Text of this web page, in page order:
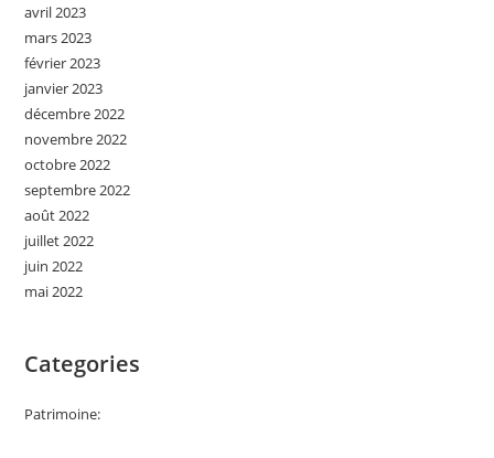
avril 2023
mars 2023
février 2023
janvier 2023
décembre 2022
novembre 2022
octobre 2022
septembre 2022
août 2022
juillet 2022
juin 2022
mai 2022
Categories
Patrimoine: